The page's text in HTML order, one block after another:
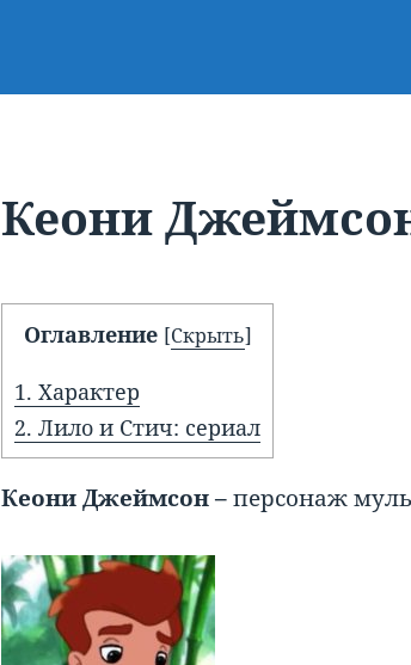
Кеони
Оглавление [Скрыть]
1. Характер
2. Лило и Стич: сериал
Кеони Джеймсон –персонаж